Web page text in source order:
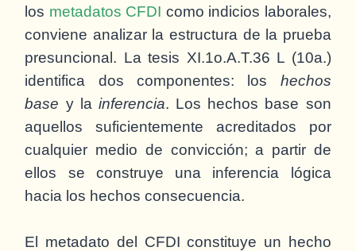
los metadatos CFDI como indicios laborales,
conviene analizar la estructura de la prueba
presuncional. La tesis XI.1o.A.T.36 L (10a.)
identifica dos componentes: los hechos
base y la inferencia. Los hechos base son
aquellos suficientemente acreditados por
cualquier medio de convicción; a partir de
ellos se construye una inferencia lógica
hacia los hechos consecuencia.
El metadato del CFDI constituye un hecho